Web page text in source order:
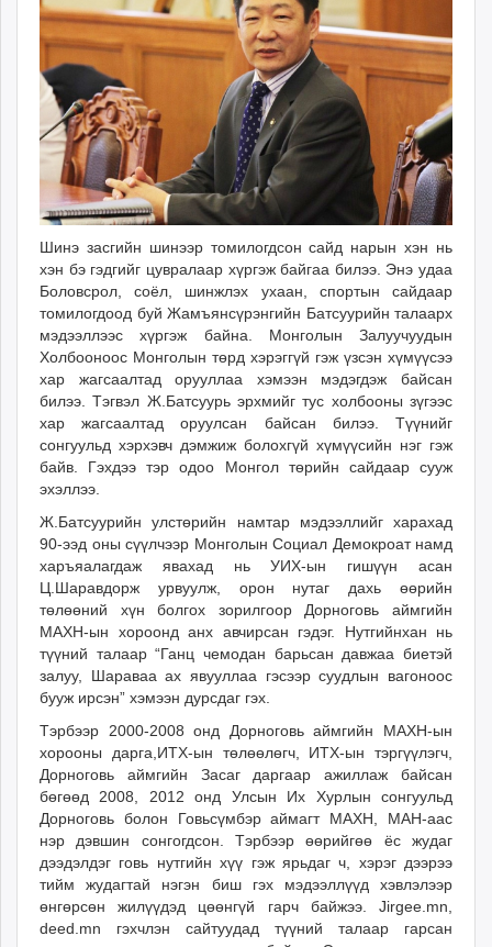
ikon.mn
mnb.mn
Livetv.mn
Eguur.mn
24tsag.mn
shuud.mn
eagle.mn
ergelt.mn
today.mn
zuv.mn
mminfo.mn
ugluu.mn
urlag.mn
unen.mn
asu.mn
shudarga.mn
shuurhai.mn
isee.mn
mglradio.com
fact.mn
itoim.mn
tumen.mn
shuum.mn
times.mn
tvmongolia.mn
mass.mn
unegui.mn
assa.mn
toim.mn
tac.mn
paparazzi.mn
unread.today
Шинэ засгийн шинээр томилогдсон сайд нарын хэн нь
хэн бэ гэдгийг цувралаар хүргэж байгаа билээ. Энэ удаа
Боловсрол, соёл, шинжлэх ухаан, спортын сайдаар
томилогдоод буй Жамъянсүрэнгийн Батсуурийн талаарх
мэдээллээс хүргэж байна. Монголын Залуучуудын
Холбооноос Монголын төрд хэрэггүй гэж үзсэн хүмүүсээ
хар жагсаалтад орууллаа хэмээн мэдэгдэж байсан
билээ. Тэгвэл Ж.Батсуурь эрхмийг тус холбооны зүгээс
хар жагсаалтад оруулсан байсан билээ. Түүнийг
сонгуульд хэрхэвч дэмжиж болохгүй хүмүүсийн нэг гэж
байв. Гэхдээ тэр одоо Монгол төрийн сайдаар сууж
эхэллээ.
Ж.Батсуурийн улстөрийн намтар мэдээллийг харахад
90-ээд оны сүүлчээр Монголын Социал Демокроат намд
харъяалагдаж явахад нь УИХ-ын гишүүн асан
Ц.Шаравдорж урвуулж, орон нутаг дахь өөрийн
төлөөний хүн болгох зорилгоор Дорноговь аймгийн
МАХН-ын хороонд анх авчирсан гэдэг. Нутгийнхан нь
түүний талаар “Ганц чемодан барьсан давжаа биетэй
залуу, Шараваа ах явууллаа гэсээр суудлын вагоноос
бууж ирсэн” хэмээн дурсдаг гэх.
Тэрбээр 2000-2008 онд Дорноговь аймгийн МАХН-ын
хорооны дарга,ИТХ-ын төлөөлөгч, ИТХ-ын тэргүүлэгч,
Дорноговь аймгийн Засаг даргаар ажиллаж байсан
бөгөөд 2008, 2012 онд Улсын Их Хурлын сонгуульд
Дорноговь болон Говьсүмбэр аймагт МАХН, МАН-аас
нэр дэвшин сонгогдсон. Тэрбээр өөрийгөө ёс жудаг
дээдэлдэг говь нутгийн хүү гэж ярьдаг ч, хэрэг дээрээ
тийм жудагтай нэгэн биш гэх мэдээллүүд хэвлэлээр
өнгөрсөн жилүүдэд цөөнгүй гарч байжээ. Jirgee.mn,
deed.mn гэхчлэн сайтуудад түүний талаар гарсан